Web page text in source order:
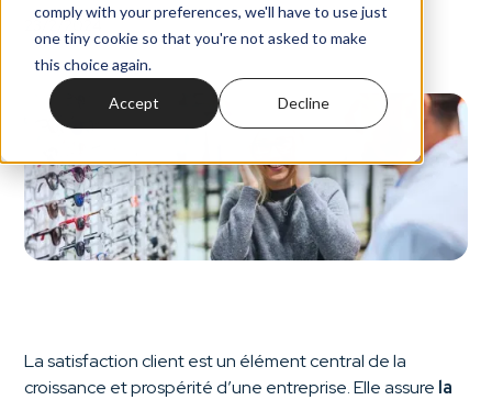
comply with your preferences, we'll have to use just
one tiny cookie so that you're not asked to make
this choice again.
Accept Decline
23/2/2024
La satisfaction client est un élément central de la
croissance et prospérité d’une entreprise. Elle assure la